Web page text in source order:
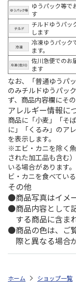
ゆうパック等で
す
チルドゆうパッ
します
冷凍ゆうパック
ます。
佐川急便でのお
ます
なお、「普通ゆうパ
のみチルドゆうパッ
ず、商品内容欄にそ
アレルギー情報に
商品に「小麦」「そ
に」「くるみ」のア
を表示します。
※エビ・カニを除く
された加工品も含む
いる場合があります
ビ・カニを食べてい
その他
商品写真はイメ
商品内容として
する商品に含ま
商品の色は、ご
際と異なる場合
ホーム ショップ一覧